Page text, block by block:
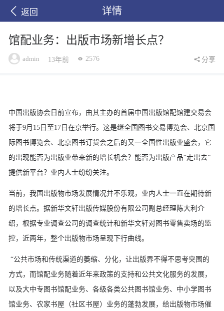
返回 详情
馆配业务：出版市场新增长点？
admin 13年前 2576 分享
中国出版协会日前宣布，由其主办的首届中国出版馆配馆建交易会
将于9月15日至17日在京举行。这是继全国图书交易博览会、北京国
际图书博览会、北京图书订货会之后的又一全国性出版业盛会，它
的出现能否为出版业带来新的增长机会？能否为出版产品“走出去”
提供新平台？业内人士纷纷关注。
当前，我国出版物市场发展情况并不乐观，业内人士一直在期待新
的增长点。据新华文轩出版传媒股份有限公司副总经理陈大利介
绍，根据专业调查公司的调查统计和新华文轩对图书零售卖场的监
控，近两年，整个出版物市场呈现下行曲线。
“公共市场和传统渠道的萎缩、分化，让出版界不得不思考突围的
方式，而馆配业务随着近年来政策的支持和公共文化服务的发展，
以及大中专图书馆配业务、各级各类公共图书馆业务、中小学图书
馆业务、农家书屋（社区书屋）业务的蓬勃发展，给出版物市场催